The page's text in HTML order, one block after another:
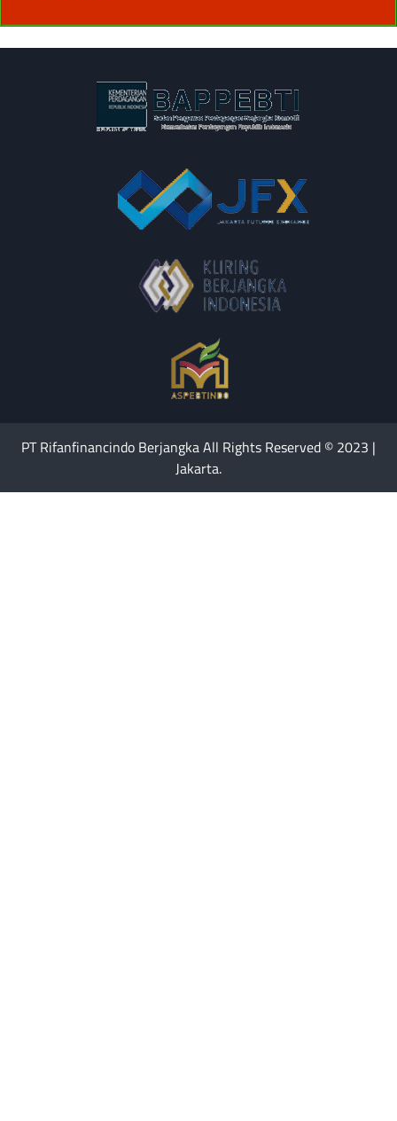
PT Rifanfinancindo Berjangka All Rights Reserved © 2023 |
Jakarta.